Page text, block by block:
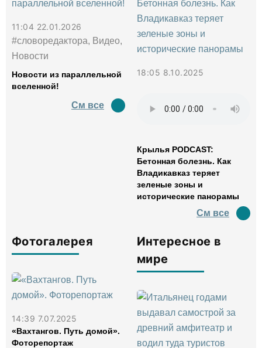
11:04 22.01.2026
#словоредактора, Видео,
Новости
Новости из параллельной
вселенной!
См все
18:05 8.10.2025
Крылья PODCAST:
Бетонная болезнь. Как
Владикавказ теряет
зеленые зоны и
исторические панорамы
См все
Фотогалерея
14:39 7.07.2025
«Вахтангов. Путь домой».
Фоторепортаж
Интересное в
мире